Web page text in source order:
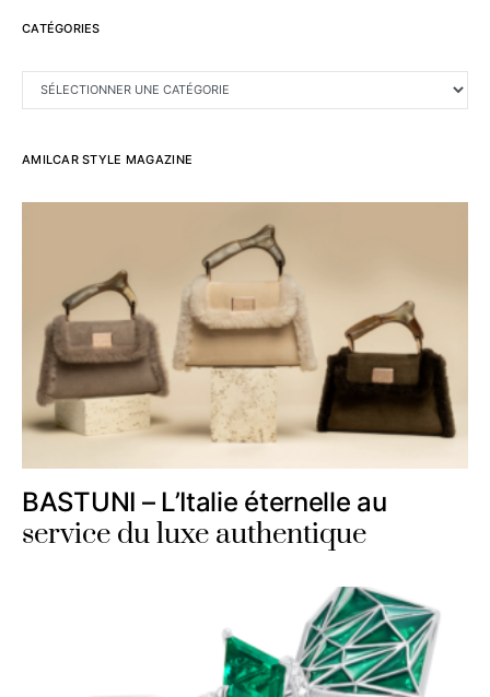
CATÉGORIES
CATÉGORIES
AMILCAR STYLE MAGAZINE
BASTUNI – L’Italie éternelle au
service du luxe authentique